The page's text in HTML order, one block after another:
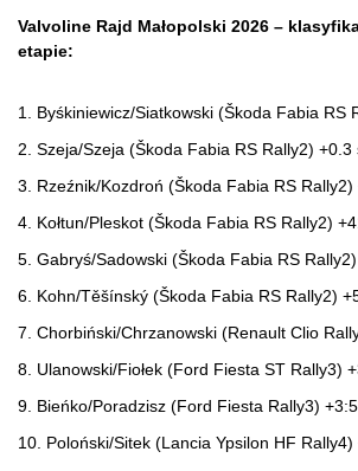
Valvoline Rajd Małopolski 2026 –
etapie:
1. Byśkiniewicz/Siatkowski (Škoda Fabia RS
2. Szeja/Szeja (Škoda Fabia RS Rally2) +0.3
3. Rzeźnik/Kozdroń (Škoda Fabia RS Rally2)
4. Kołtun/Pleskot (Škoda Fabia RS Rally2)
5. Gabryś/Sadowski (Škoda Fabia RS
6. Kohn/Těšínský (Škoda Fabia RS Rally2)
7. Chorbiński/Chrzanowski (Renault Clio
8. Ulanowski/Fiołek (Ford Fiesta ST Rally3)
9. Bieńko/Poradzisz (Ford Fiesta Rally3)
10. Poloński/Sitek (Lancia Ypsilon HF